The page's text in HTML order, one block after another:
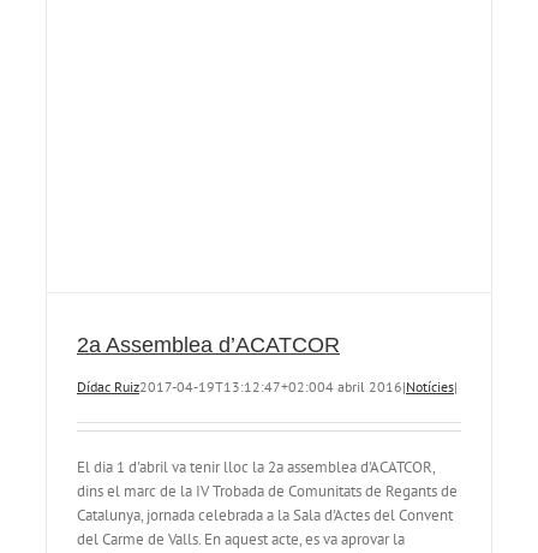
2a Assemblea d’ACATCOR
Dídac Ruiz2017-04-19T13:12:47+02:004 abril 2016|Notícies|
El dia 1 d'abril va tenir lloc la 2a assemblea d'ACATCOR,
dins el marc de la IV Trobada de Comunitats de Regants de
Catalunya, jornada celebrada a la Sala d'Actes del Convent
del Carme de Valls. En aquest acte, es va aprovar la